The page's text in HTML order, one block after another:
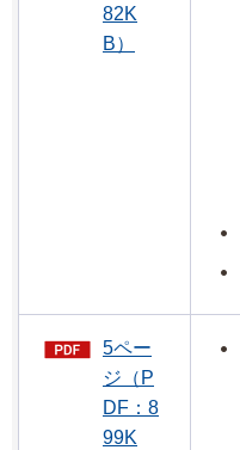
82K
B）
5ペー
ジ（P
DF：8
99K